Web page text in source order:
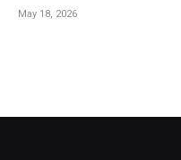
May 18, 2026